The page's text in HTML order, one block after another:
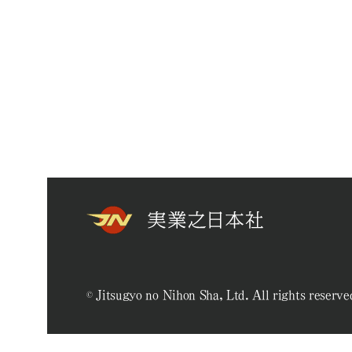
© Jitsugyo no Nihon Sha, Ltd. All rights